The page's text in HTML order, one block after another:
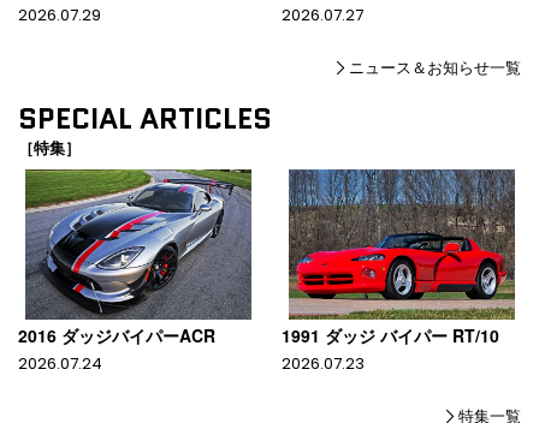
2026.07.29 2026.07.27
ニュース＆お知らせ一覧
SPECIAL ARTICLES
［特集］
2016 ダッジバイパーACR
2026.07.24
1991 ダッジ バイパー RT/10
2026.07.23
特集一覧